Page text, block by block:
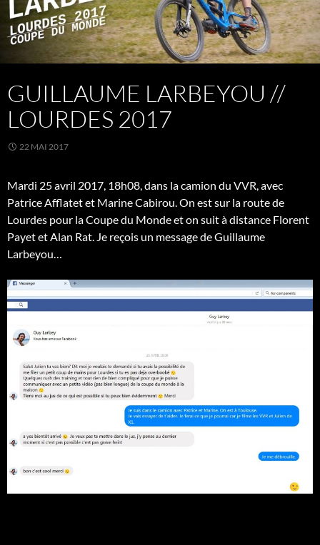
GUILLAUME LARBEYOU //
LOURDES 2017
22 MAI 2017
Mardi 25 avril 2017, 18h08, dans la camion du VVR, avec
Patrice Afflatet et Marine Cabirou. On est sur la route de
Lourdes pour la Coupe du Monde et on suit à distance Florent
Payet et Alan Rat. Je reçois un message de Guillaume
Larbeyou…